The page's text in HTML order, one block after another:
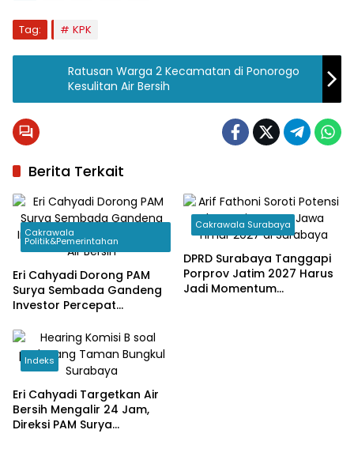
Tag: KPK
Ratusan Warga 2 Kecamatan di Ponorogo
Kesulitan Air Bersih
Berita Terkait
Cakrawala
Politik&Pemerintahan
Eri Cahyadi Dorong PAM
Surya Sembada Gandeng
Investor Percepat
Bersih
Cakrawala Surabaya
DPRD Surabaya Tanggapi
Porprov Jatim 2027 Harus
Jadi Momentum
Indeks
Eri Cahyadi Targetkan Air
Bersih Mengalir 24 Jam,
Direksi PAM Surya